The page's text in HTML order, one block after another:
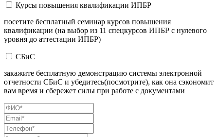
Курсы повышения квалификации ИПБР
посетите бесплатный семинар курсов повышения
квалификации (на выбор из 11 спецкурсов ИПБР с нулевого
уровня до аттестации ИПБР)
СБиС
закажите бесплатную демонстрацию системы электронной
отчетности СБиС и убедитесь(посмотрите), как она сэкономит
вам время и сбережет силы при работе с документами